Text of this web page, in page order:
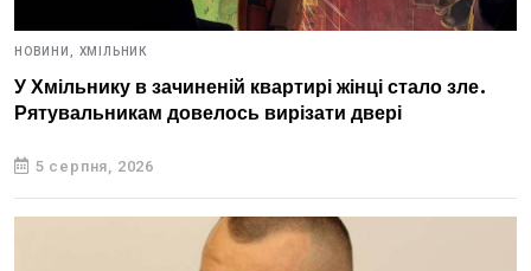
НОВИНИ, ХМІЛЬНИК
У Хмільнику в зачиненій квартирі жінці стало зле.
Рятувальникам довелось вирізати двері
5 серпня, 2026